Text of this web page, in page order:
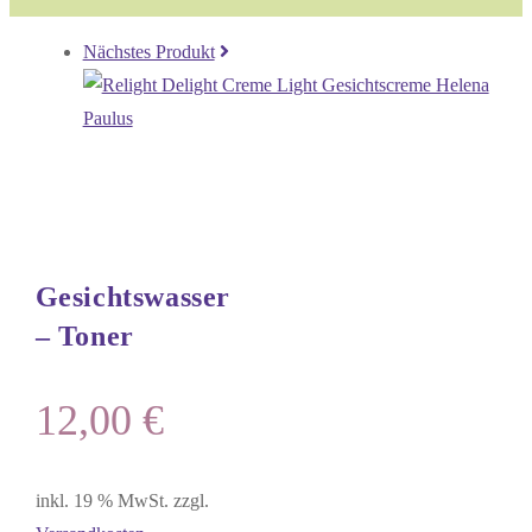
Nächstes Produkt
Gesichtswasser
– Toner
12,00 €
inkl. 19 % MwSt. zzgl.